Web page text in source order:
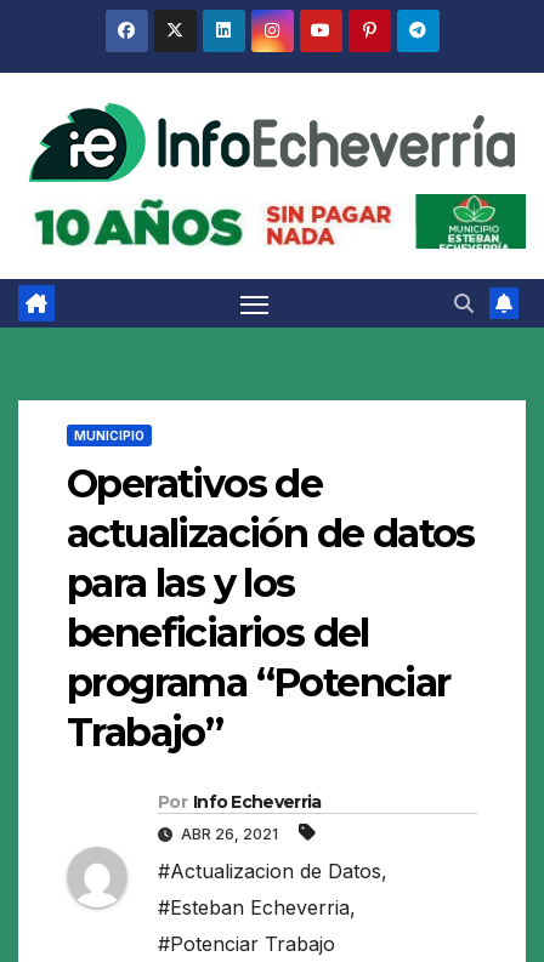
MUNICIPIO
Operativos de
actualización de datos
para las y los
beneficiarios del
programa “Potenciar
Trabajo”
Por Info Echeverria
ABR 26, 2021
#Actualizacion de Datos,
#Esteban Echeverria,
#Potenciar Trabajo